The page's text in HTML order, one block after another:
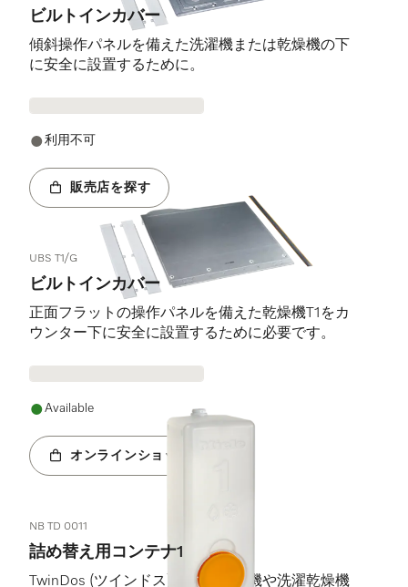
ビルトインカバー
傾斜操作パネルを備えた洗濯機または乾燥機の下
に安全に設置するために。
利用不可
販売店を探す
UBS T1/G
ビルトインカバー
正面フラットの操作パネルを備えた乾燥機T1をカ
ウンター下に安全に設置するために必要です。
Available
オンラインショップへ
NB TD 0011
詰め替え用コンテナ1
TwinDos (ツインドス) 搭載の洗濯機や洗濯乾燥機